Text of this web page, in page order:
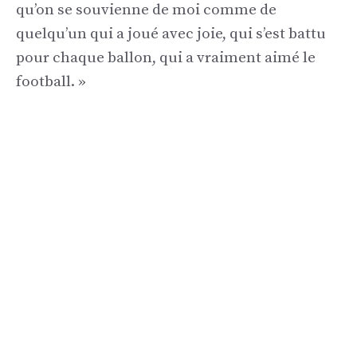
qu’on se souvienne de moi comme de
quelqu’un qui a joué avec joie, qui s’est battu
pour chaque ballon, qui a vraiment aimé le
football. »